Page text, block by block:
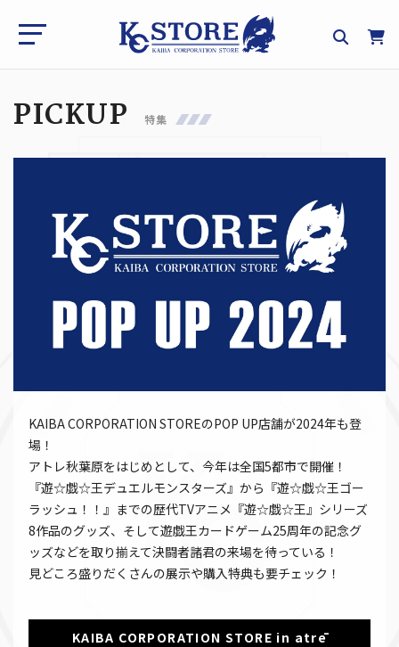
PICKUP 特集
KAIBA CORPORATION STOREのPOP UP店舗が2024年も登
場！
アトレ秋葉原をはじめとして、今年は全国5都市で開催！
『遊☆戯☆王デュエルモンスターズ』から『遊☆戯☆王ゴー
ラッシュ！！』までの歴代TVアニメ『遊☆戯☆王』シリーズ
8作品のグッズ、そして遊戯王カードゲーム25周年の記念グ
ッズなどを取り揃えて決闘者諸君の来場を待っている！
見どころ盛りだくさんの展示や購入特典も要チェック！
KAIBA CORPORATION STORE in atrē